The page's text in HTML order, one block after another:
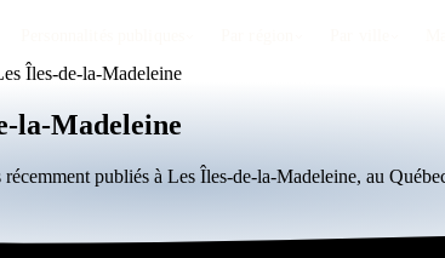
Îles-de-la-Madeleine
la-Madeleine
publiés à Les Îles-de-la-Madeleine, au